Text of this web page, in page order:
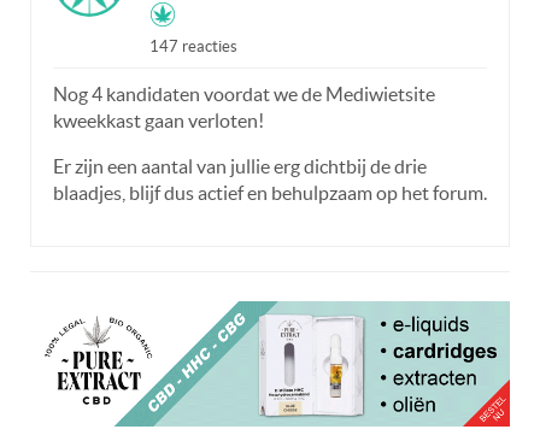
147 reacties
Nog 4 kandidaten voordat we de Mediwietsite
kweekkast gaan verloten!
Er zijn een aantal van jullie erg dichtbij de drie
blaadjes, blijf dus actief en behulpzaam op het forum.